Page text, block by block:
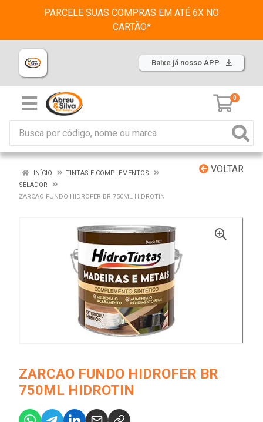
PARCELE SUAS COMPRAS EM ATÉ 6X NO
CARTÃO*
Baixe já nosso APP
0
VOLTAR
INÍCIO
TINTAS E COMPLEMENTOS
SELADOR
ZARCAO FUNDO HIDROFER BR 750ML HIDROTIN
ZARCAO FUNDO HIDROFER BR
750ML HIDROTIN